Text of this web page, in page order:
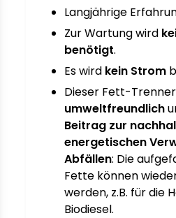
Langjährige
Zur Wartung wird
benötigt.
Es wird kein Strom
Dieser Fett-
umweltfreundlich
Beitrag zur
energetischen
Abfällen: Die
Fette können
werden, z.B. für die
Biodiesel.